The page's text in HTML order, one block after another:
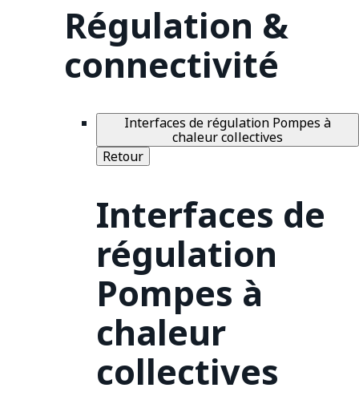
Régulation &
connectivité
Interfaces de régulation Pompes à
chaleur collectives
Retour
Interfaces de
régulation
Pompes à
chaleur
collectives